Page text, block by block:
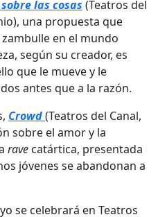
sobrelas cosas (Teatros del
una propuesta que
en el mundo
según su creador, es
que le mueve y le
antes que a la razón.
Crowd(Teatros del Canal,
sobre el amor y la
rave catártica, presentada
jóvenes se abandonan a
se celebrará en Teatros